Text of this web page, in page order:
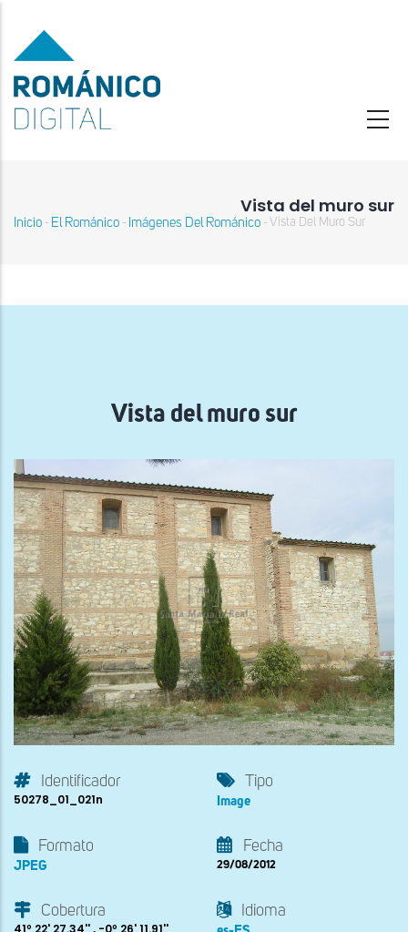
contenido
principal
Vista del muro sur
Sobrescribir
navegación
Inicio - El Románico - Imágenes Del Románico - Vista Del Muro Sur
Vista del muro sur
Identificador
50278_01_021n
Tipo
Image
Formato
JPEG
Fecha
29/08/2012
Cobertura
41º 22' 27.34'' , -0º 26' 11.91''
Idioma